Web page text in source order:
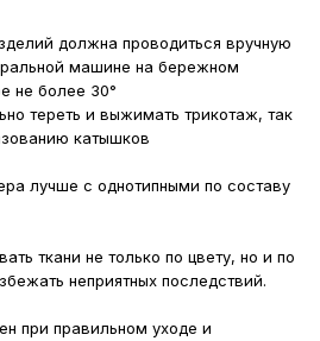
должна проводиться вручную
машине на бережном
не более 30°
тереть и выжимать трикотаж, так
катышков
лучше с однотипными по составу
ткани не только по цвету, но и по
неприятных последствий.
при правильном уходе и